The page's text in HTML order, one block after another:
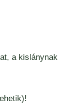
a kislánynak